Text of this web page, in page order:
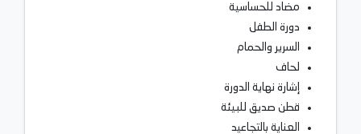
مضاد للحساسية
دورة الطفل
السرير والحمام
لحاف
إشارة نهاية الدورة
قطن صديق للبيئة
العناية بالتجاعيد